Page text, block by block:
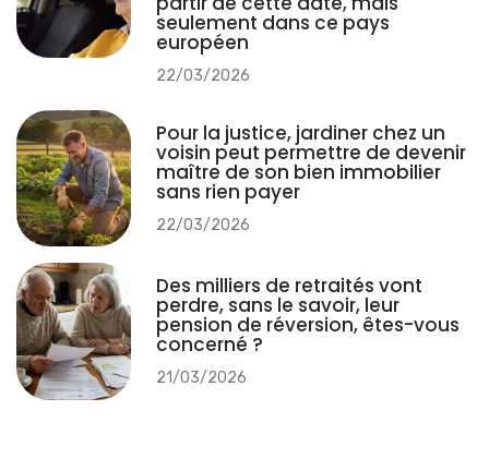
seulement dans ce pays
européen
22/03/2026
Pour la justice, jardiner chez un
voisin peut permettre de devenir
maître de son bien immobilier
sans rien payer
22/03/2026
Des milliers de retraités vont
perdre, sans le savoir, leur
pension de réversion, êtes-vous
concerné ?
21/03/2026